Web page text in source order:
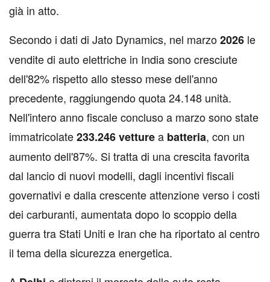
già in atto.
Secondo i dati di Jato Dynamics, nel marzo2026 le
vendite di auto elettriche in India sono cresciute
dell'82% rispetto allo stesso mese dell'anno
precedente, raggiungendo quota 24.148 unità.
Nell'intero anno fiscale concluso a marzo sono state
immatricolate233.246vetturea batteria, con un
aumento dell'87%. Si tratta di una crescita favorita
dal lancio di nuovi modelli, dagli incentivi fiscali
governativi e dalla crescente attenzione verso i costi
dei carburanti, aumentata dopo lo scoppio della
guerra tra Stati Uniti e Iran che ha riportato al centro
il tema della sicurezza energetica.